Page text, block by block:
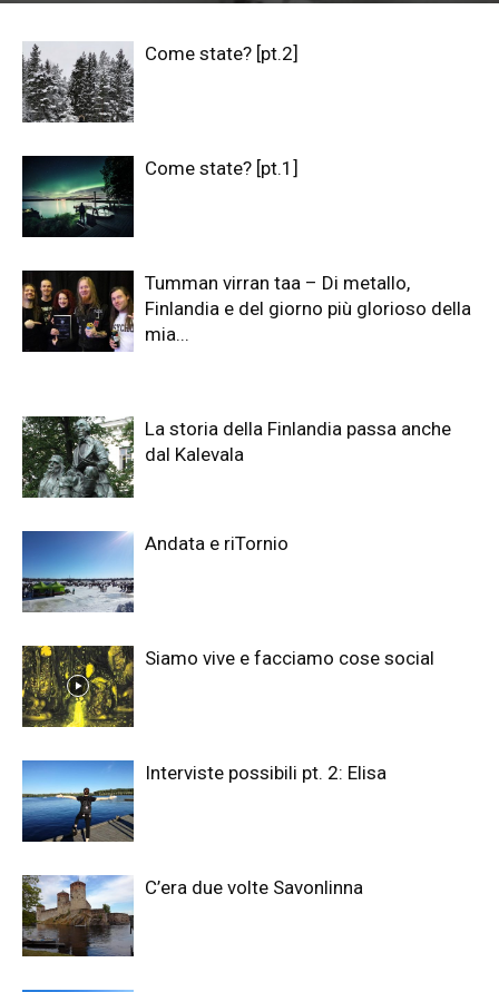
Come state? [pt.2]
Come state? [pt.1]
Tumman virran taa – Di metallo,
Finlandia e del giorno più glorioso della
mia...
La storia della Finlandia passa anche
dal Kalevala
Andata e riTornio
Siamo vive e facciamo cose social
Interviste possibili pt. 2: Elisa
C’era due volte Savonlinna